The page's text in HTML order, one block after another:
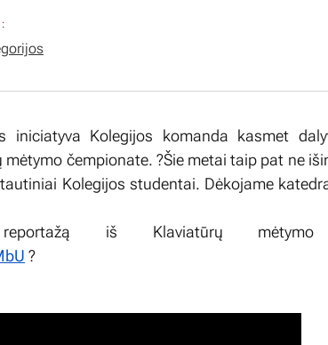
iniciatyva Kolegijos komanda kasmet
čempionate. ?Šie metai taip pat ne
Kolegijos studentai. Dėkojame
iš Klaviatūrų mėtymo
?